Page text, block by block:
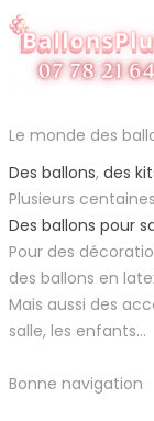
Le monde des
Des ballons, des
Plusieurs
Des ballons pour
Pour des
des ballons en
Mais aussi des
salle, les enfants...
Bonne navigation